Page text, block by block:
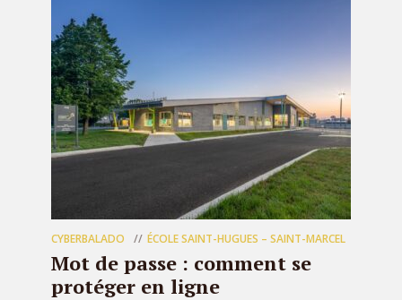
CYBERBALADO ÉCOLE SAINT-HUGUES – SAINT-MARCEL
Mot de passe : comment se
protéger en ligne